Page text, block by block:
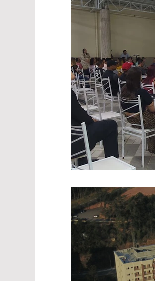
Turismo Brasil